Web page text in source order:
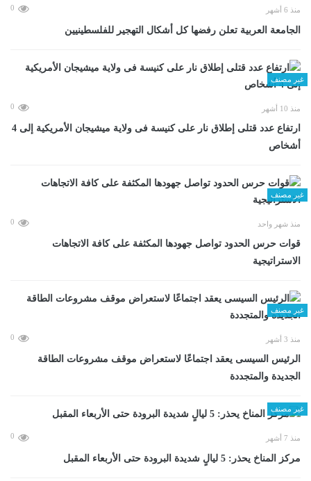
منذ 6 أشهر 0
الجامعة العربية تعلن رفضها كل أشكال التهجير للفلسطينيين
غير مصنف
منذ 10 أشهر 0
ارتفاع عدد قتلى إطلاق نار على كنيسة فى ولاية ميشيجان الأمريكية إلى 4
أشخاص
غير مصنف
منذ شهر واحد 0
قوات حرس الحدود تواصل جهودها المكثفة على كافة الاتجاهات
الاستراتيجية
غير مصنف
منذ 3 أشهر 0
الرئيس السيسى يعقد اجتماعًا لاستعراض موقف مشروعات الطاقة
الجديدة والمتجددة
غير مصنف
منذ 7 أشهر 0
مركز المناخ يحذر: 5 ليالٍ شديدة البرودة حتى الأربعاء المقبل